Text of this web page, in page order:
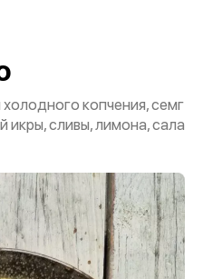
копчения, семг
икры, сливы, лимона, сала